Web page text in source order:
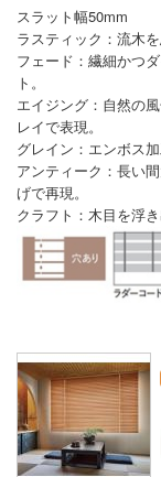
スラット幅50mm
ラスティック：流木
フェード：繊細かつ
ト。
エイジング：自然の
レイで表現。
グレイン：エンボス
アンティーク：長い
げで再現。
クラフト：木目を浮